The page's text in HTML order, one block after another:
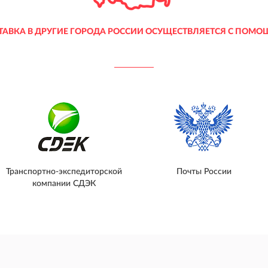
В ДРУГИЕ ГОРОДА РОССИИ ОСУЩЕСТВЛЯЕТСЯ С
Транспортно-экспедиторской
компании СДЭК
Почты России